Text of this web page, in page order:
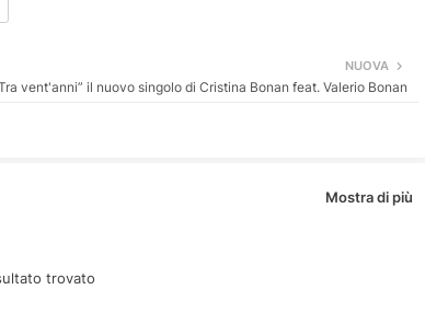
NUOVA
vent'anni” il nuovo singolo di Cristina Bonan feat. Valerio Bonan
Mostra di più
trovato